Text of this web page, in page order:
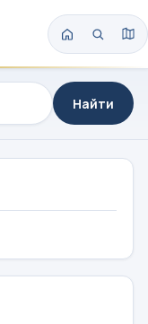
Найти